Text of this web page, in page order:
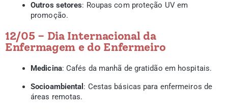
Outros setores: Roupas com proteção UV em
promoção.
12/05 – Dia Internacional da
Enfermagem e do Enfermeiro
Medicina: Cafés da manhã de gratidão em hospitais.
Socioambiental : Cestas básicas para enfermeiros de
áreas remotas.